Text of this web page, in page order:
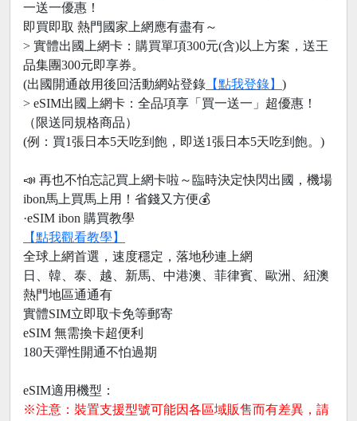
一送一優惠！
即買即取 熱門國家上網應有盡有～
> 實體出國上網卡：購買單項300元(含)以上方案，送王
品集團300元即享券。
(出國開通啟用後回活動網站登錄 【點我登錄】 )
> eSIM出國上網卡：全品項享「買一送一」超優惠！
（限送同規格商品）
(例：買1張日本5天吃到飽，即送1張日本5天吃到飽。)
📣 再也不怕忘記買上網卡啦～臨時決定快閃出國，機場
ibon馬上買馬上用！省錢又方便💰
·eSIM ibon 購買教學
【點我觀看教學】
全球上網首選，速度穩定，落地秒連上網
日、韓、泰、越、新馬、中港澳、菲律賓、歐洲、紐澳
熱門地區通通有
實體SIM立即取卡免等郵寄
eSIM 無需換卡超便利
180天彈性開通不怕過期
eSIM適用機型：
※注意：裝置支援型號可能因各區域販售而有差異，請